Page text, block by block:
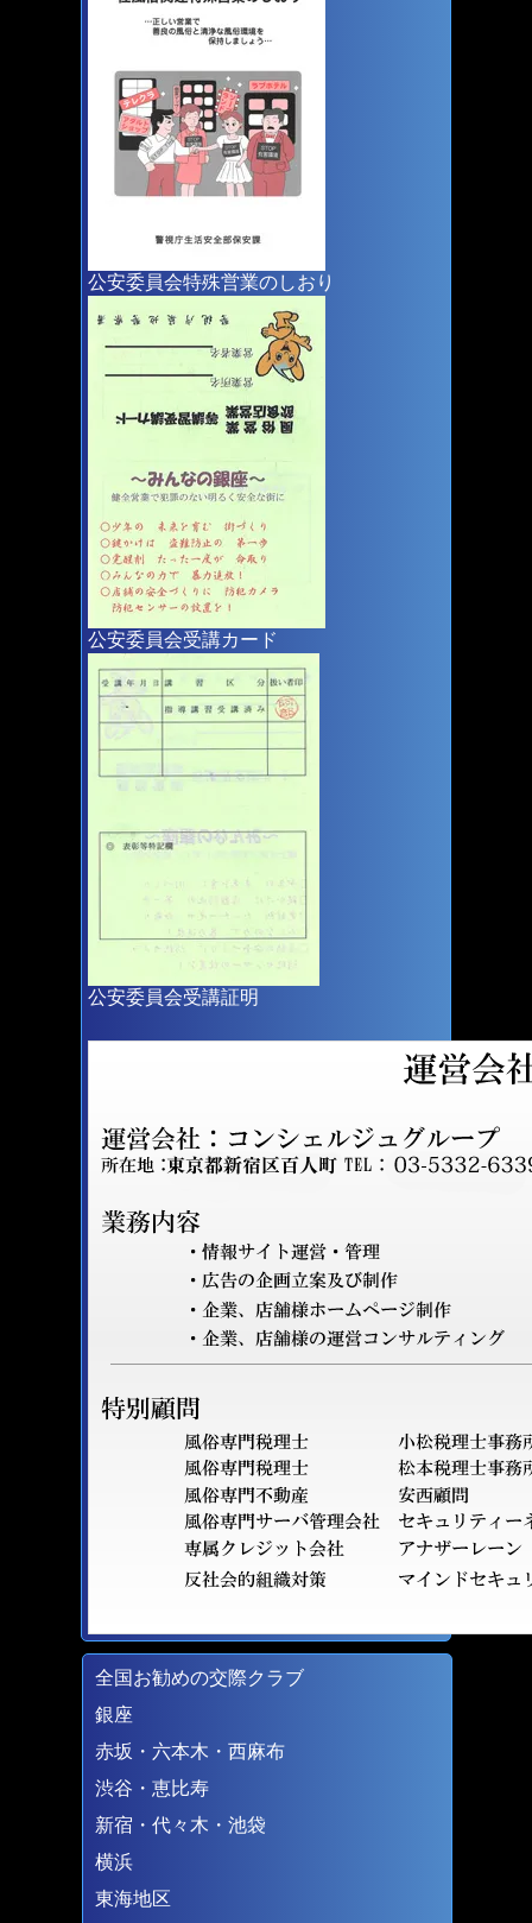
公安委員会特殊営業のしおり
公安委員会受講カード
公安委員会受講証明
全国お勧めの交際クラブ
銀座
赤坂・六本木・西麻布
渋谷・恵比寿
新宿・代々木・池袋
横浜
東海地区